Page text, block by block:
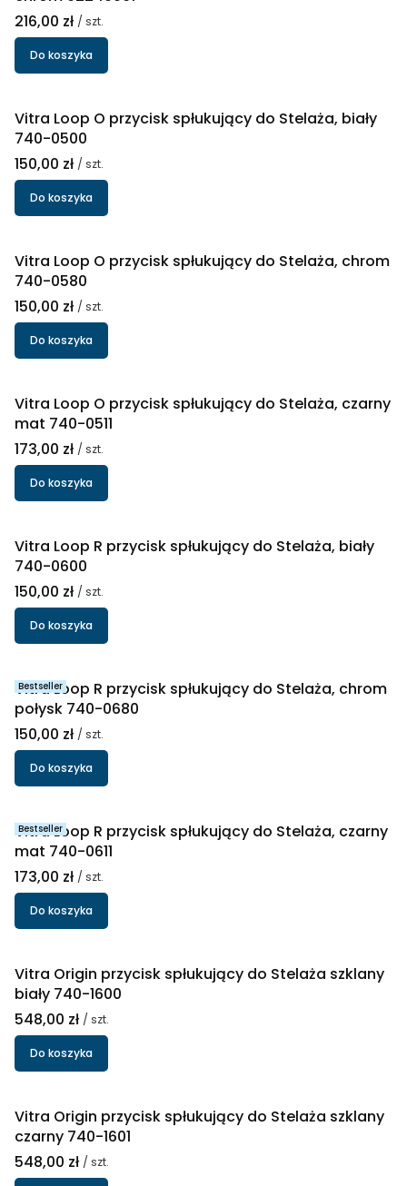
Cena
216,00 zł / szt.
Do koszyka
Vitra Loop O przycisk spłukujący do Stelaża, biały
740-0500
Cena
150,00 zł / szt.
Do koszyka
Vitra Loop O przycisk spłukujący do Stelaża, chrom
740-0580
Cena
150,00 zł / szt.
Do koszyka
Vitra Loop O przycisk spłukujący do Stelaża, czarny
mat 740-0511
Cena
173,00 zł / szt.
Do koszyka
Vitra Loop R przycisk spłukujący do Stelaża, biały
740-0600
Cena
150,00 zł / szt.
Do koszyka
Bestseller
Vitra Loop R przycisk spłukujący do Stelaża, chrom
połysk 740-0680
Cena
150,00 zł / szt.
Do koszyka
Bestseller
Vitra Loop R przycisk spłukujący do Stelaża, czarny
mat 740-0611
Cena
173,00 zł / szt.
Do koszyka
Vitra Origin przycisk spłukujący do Stelaża szklany
biały 740-1600
Cena
548,00 zł / szt.
Do koszyka
Vitra Origin przycisk spłukujący do Stelaża szklany
czarny 740-1601
Cena
548,00 zł / szt.